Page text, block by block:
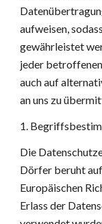
aufweisen,
gewährleistet
jeder
auch auf
an uns zu
1.
Die
Dörfer beruht
Europäischen
Erlass der